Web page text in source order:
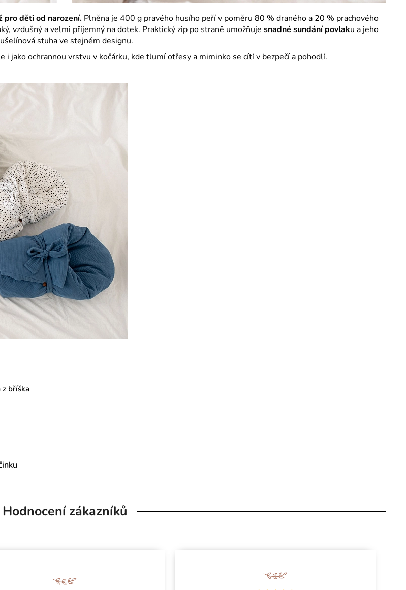
pro děti od narození. Plněna je 400 g pravého husího peří v poměru 80 % draného a 20 % prachového
vzdušný a velmi příjemný na dotek. Praktický zip po straně umožňuje snadné sundání povlaku a jeho
stuha ve stejném designu.
jako ochrannou vrstvu v kočárku, kde tlumí otřesy a miminko se cítí v bezpečí a pohodlí.
bříška
Hodnocení zákazníků